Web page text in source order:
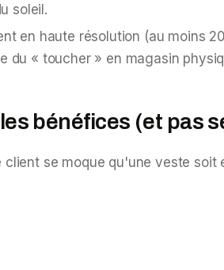
soleil.
en haute résolution (au moins
du « toucher » en magasin
bénéfices (et pas
se moque qu'une veste